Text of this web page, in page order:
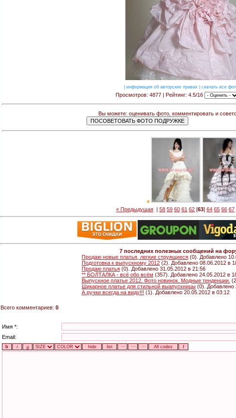
информация об авторских правах скачать все
Просмотров: 4877 | Рейтинг: 4.5/16
Вы можете: оценивать фото, комментировать и
« Предыдущая | 58 59 60 61 62 [63] 64 65 66 67
7 последних полезных сообщений на
Продаю новые платья, легкие струящиеся (0). Добавлено
Подготовка к выпускному 2012 (2). Добавлено 08.06.2012 в
Продаю платья (0). Добавлено 31.05.2012 в 21:56
** БОЛТАЛКА - всё обо всём (357). Добавлено 24.05.2012 в
Выпускное платье 2012. Фото новинок. Модные тенденции.
Шикарное платье для стильной выапускницы (0). Добавлено
А ручки всегда на виду!!! (1). Добавлено 20.05.2012 в 03:12
Всего комментариев: 0
Имя *:
Email: